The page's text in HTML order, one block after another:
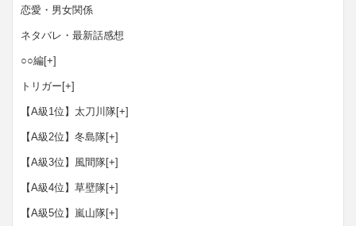
恋愛・男女関係
ネタバレ・最新話感想
○○編[+]
トリガー [+]
【A級1位】太刀川隊[+]
【A級2位】冬島隊[+]
【A級3位】風間隊[+]
【A級4位】草壁隊[+]
【A級5位】嵐山隊[+]